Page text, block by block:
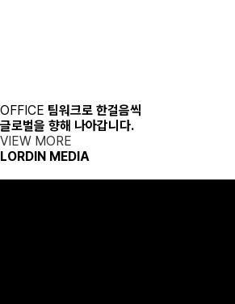
OFFICE 팀워크로 한걸음씩
글로벌을 향해 나아갑니다.
VIEW MORE
LORDIN MEDIA